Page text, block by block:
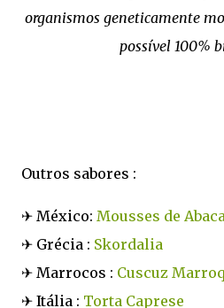
organismos geneticamente
possível 100%
Outros sabores :
✈ México: Mousses de
✈ Grécia : Skordalia
✈ Marrocos : Cuscuz
✈ Itália : Torta Caprese